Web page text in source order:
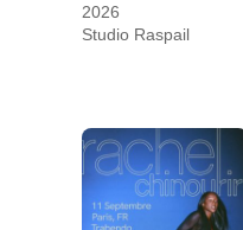
2026
Studio Raspail